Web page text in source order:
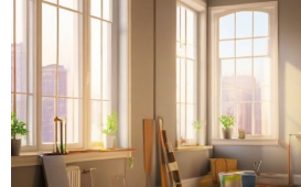
Авторские материалы
Видео
Телефон редакции: +7 495 727-01-67
Электронные почты редакции:
Информационный отдел